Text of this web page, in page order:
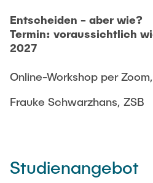
Entscheiden - aber wie?
Termin: voraussichtlich
2027
Online-Workshop per
Frauke Schwarzhans, ZSB
Studienangebot